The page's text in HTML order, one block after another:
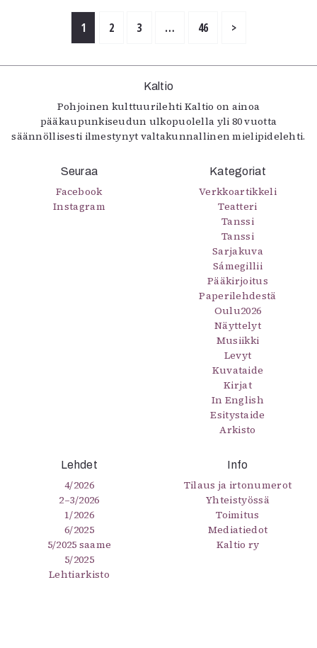
1 2 3 … 46 >
Kaltio
Pohjoinen kulttuurilehti Kaltio on ainoa
pääkaupunkiseudun ulkopuolella yli 80 vuotta
säännöllisesti ilmestynyt valtakunnallinen mielipidelehti.
Seuraa
Facebook
Instagram
Kategoriat
Verkkoartikkeli
Teatteri
Tanssi
Tanssi
Sarjakuva
Sámegillii
Pääkirjoitus
Paperilehdestä
Oulu2026
Näyttelyt
Musiikki
Levyt
Kuvataide
Kirjat
In English
Esitystaide
Arkisto
Lehdet
4/2026
2–3/2026
1/2026
6/2025
5/2025 saame
5/2025
Lehtiarkisto
Info
Tilaus ja irtonumerot
Yhteistyössä
Toimitus
Mediatiedot
Kaltio ry